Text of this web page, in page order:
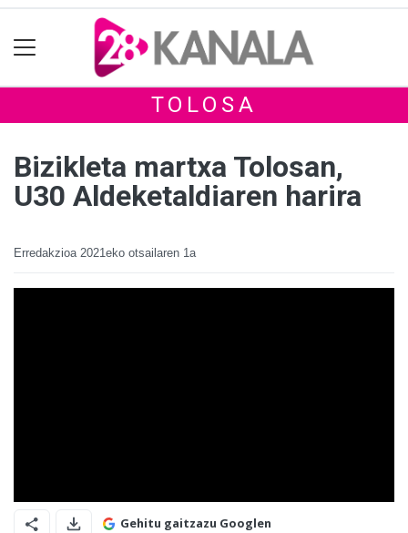
TOLOSA
Bizikleta martxa Tolosan,
U30 Aldeketaldiaren harira
Erredakzioa 2021eko otsailaren 1a
Gehitu gaitzazu Googlen